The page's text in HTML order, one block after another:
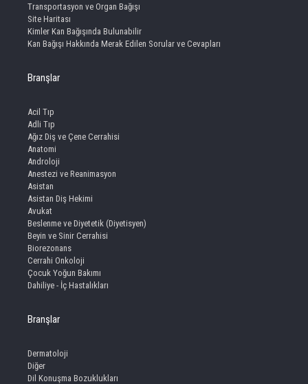
Transportasyon ve Organ Bağışı
Site Haritası
Kimler Kan Bağışında Bulunabilir
Kan Bağışı Hakkında Merak Edilen Sorular ve Cevapları
Branşlar
Acil Tıp
Adli Tıp
Ağız Diş ve Çene Cerrahisi
Anatomi
Androloji
Anestezi ve Reanimasyon
Asistan
Asistan Diş Hekimi
Avukat
Beslenme ve Diyetetik (Diyetisyen)
Beyin ve Sinir Cerrahisi
Biorezonans
Cerrahi Onkoloji
Çocuk Yoğun Bakımı
Dahiliye - İç Hastalıkları
Branşlar
Dermatoloji
Diğer
Dil Konuşma Bozuklukları